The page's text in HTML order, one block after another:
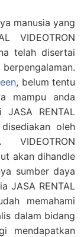
manusia yang
VIDEOTRON
telah disertai
, belum tentu
mampu anda
RENTAL
oleh
akan dihandle
sumber daya
JASA RENTAL
memahami
dalam bidang
mendapatkan